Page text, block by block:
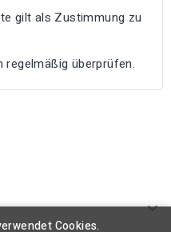
gilt als Zustimmung zu
regelmäßig überprüfen.

Cookies.